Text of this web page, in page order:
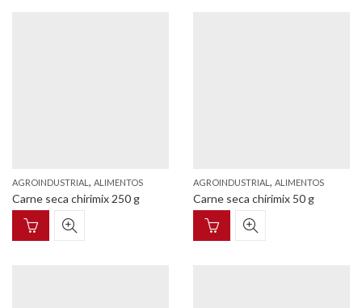
AGROINDUSTRIAL , ALIMENTOS
Carne seca chirimix 250 g
AGROINDUSTRIAL , ALIMENTOS
Carne seca chirimix 50 g